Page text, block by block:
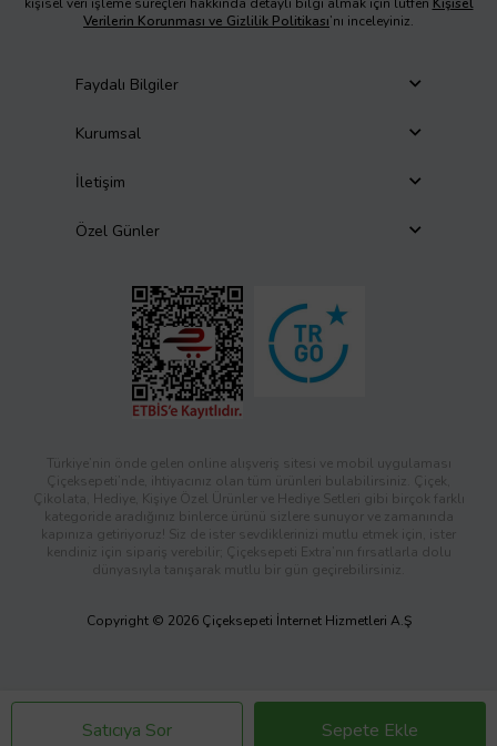
Satıcıya Sor Sepete Ekle
Verilerin Korunması ve Gizlilik Politikası’nı inceleyiniz.
Faydalı Bilgiler
Kurumsal
İletişim
Özel Günler
Türkiye’nin önde gelen online alışveriş sitesi ve mobil uygulaması
Çiçeksepeti’nde, ihtiyacınız olan tüm ürünleri bulabilirsiniz. Çiçek,
Çikolata, Hediye, Kişiye Özel Ürünler ve Hediye Setleri gibi birçok farklı
kategoride aradığınız binlerce ürünü sizlere sunuyor ve zamanında
kapınıza getiriyoruz! Siz de ister sevdiklerinizi mutlu etmek için, ister
kendiniz için sipariş verebilir; Çiçeksepeti Extra’nın fırsatlarla dolu
dünyasıyla tanışarak mutlu bir gün geçirebilirsiniz.
Copyright © 2026 Çiçeksepeti İnternet Hizmetleri A.Ş